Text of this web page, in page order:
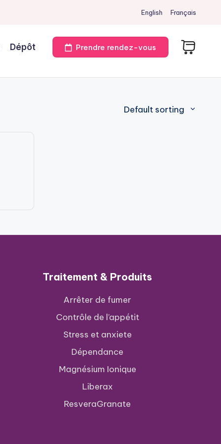
English Français
Dépôt Prendre rendez-vous
Default sorting
Traitement & Produits
Arrêter de fumer
Contrôle de l’appétit
Stress et anxiete
Dépendance
Magnésium Ionique
Liberax
ResveraGranate